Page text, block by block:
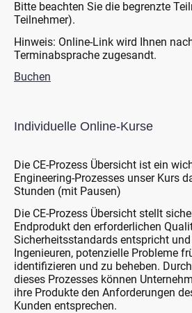
Bitte beachten Sie die begrenzte
Teilnehmer).
Hinweis: Online-Link wird Ihnen
Terminabsprache zugesandt.
Buchen
Individuelle Online-Kurse
Die CE-Prozess Übersicht ist ein
Engineering-Prozesses unser Kurs
Stunden (mit Pausen)
Die CE-Prozess Übersicht stellt
Endprodukt den erforderlichen
Sicherheitsstandards entspricht
Ingenieuren, potenzielle Probleme
identifizieren und zu beheben.
dieses Prozesses können
ihre Produkte den Anforderungen
Kunden entsprechen.